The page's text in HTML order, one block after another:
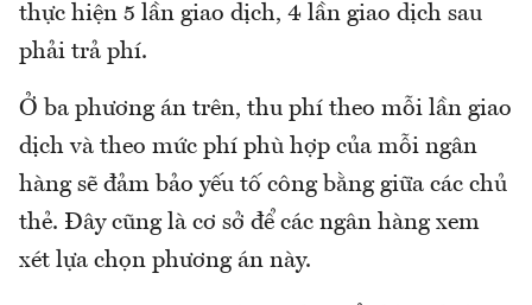
thực hiện 5 lần giao dịch, 4 lần giao dịch sau
phải trả phí.
Ở ba phương án trên, thu phí theo mỗi lần giao
dịch và theo mức phí phù hợp của mỗi ngân
hàng sẽ đảm bảo yếu tố công bằng giữa các chủ
thẻ. Đây cũng là cơ sở để các ngân hàng xem
xét lựa chọn phương án này.